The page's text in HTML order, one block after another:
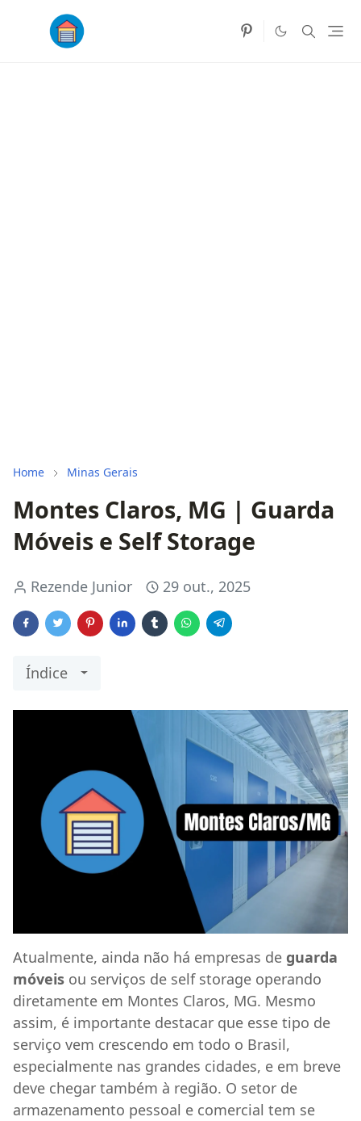
Home Minas Gerais
Montes Claros, MG | Guarda
Móveis e Self Storage
Rezende Junior 29 out., 2025
Índice
Atualmente, ainda não há empresas de guarda
móveis ou serviços de self storage operando
diretamente em Montes Claros, MG. Mesmo
assim, é importante destacar que esse tipo de
serviço vem crescendo em todo o Brasil,
especialmente nas grandes cidades, e em breve
deve chegar também à região. O setor de
armazenamento pessoal e comercial tem se